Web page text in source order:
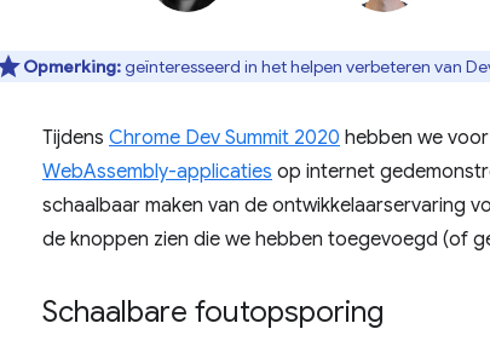
Opmerking:geïnteresseerd in het helpen verbeteren van
Tijdens Chrome Dev Summit 2020 hebben we
WebAssembly-applicaties op internet
schaalbaar maken van de ontwikkelaarservaring
de knoppen zien die we hebben toegevoegd (of
Schaalbare foutopsporing